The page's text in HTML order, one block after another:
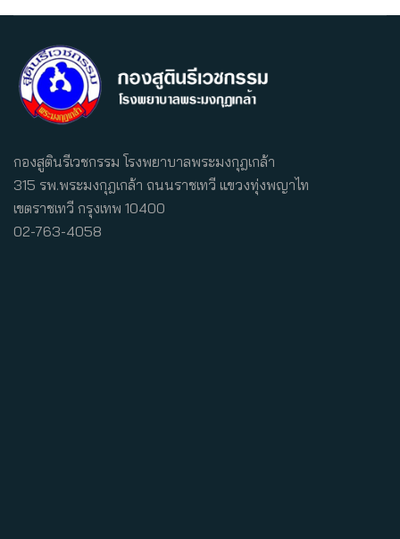
กองสูตินรีเวชกรรม โรงพยาบาลพระมงกุฎเกล้า
315 รพ.พระมงกุฎเกล้า ถนนราชเทวี แขวงทุ่งพญาไท
เขตราชเทวี กรุงเทพ 10400
02-763-4058